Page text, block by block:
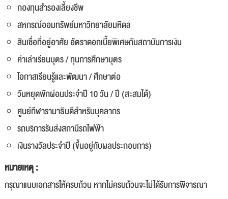
กองทุนสำรองเลี้ยงชีพ
สหกรณ์ออมทรัพย์มหาวิทยาลัยมหิดล
สินเชื่อที่อยู่อาศัย อัตราดอกเบี้ยพิเศษกับสถาบันการเงิน
ค่าเล่าเรียนบุตร / ทุนการศึกษาบุตร
โอกาสเรียนรู้และพัฒนา / ศึกษาต่อ
วันหยุดพักผ่อนประจำปี 10 วัน / ปี (สะสมได้)
ศูนย์กีฬารามาธิบดีสำหรับบุคลากร
รถบริการรับส่งสถานีรถไฟฟ้า
เงินรางวัลประจำปี (ขึ้นอยู่กับผลประกอบการ)
หมายเหตุ :
กรุณาแนบเอกสารให้ครบถ้วน หากไม่ครบถ้วนจะไม่ได้รับการพิจารณา